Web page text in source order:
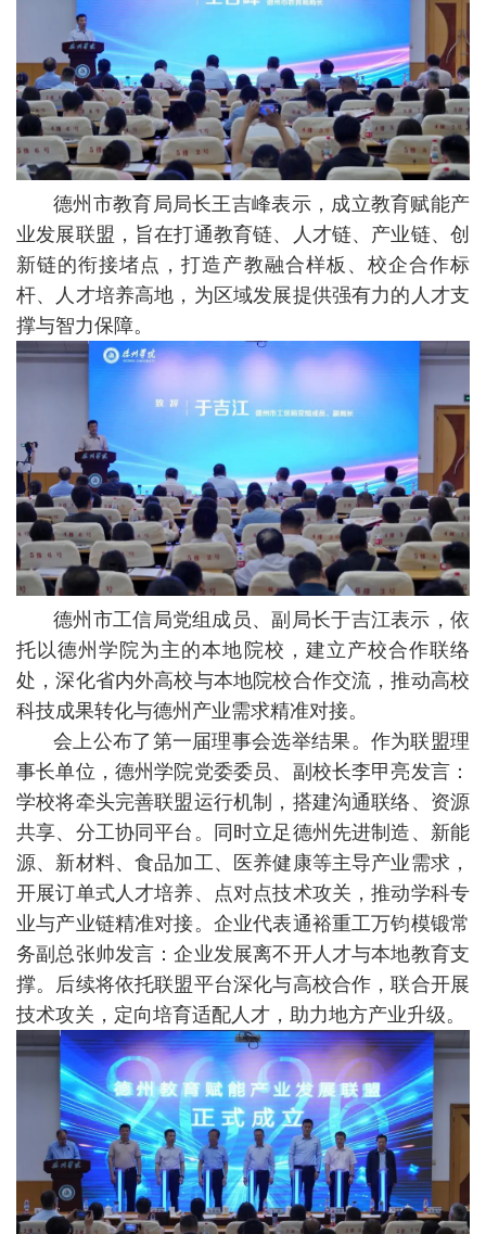
德州市教育局局长王吉峰表示，成立教育赋能产
业发展联盟，旨在打通教育链、人才链、产业链、创
新链的衔接堵点，打造产教融合样板、校企合作标
杆、人才培养高地，为区域发展提供强有力的人才支
撑与智力保障。
德州市工信局党组成员、副局长于吉江表示，依
托以德州学院为主的本地院校，建立产校合作联络
处，深化省内外高校与本地院校合作交流，推动高校
科技成果转化与德州产业需求精准对接。
会上公布了第一届理事会选举结果。作为联盟理
事长单位，德州学院党委委员、副校长李甲亮发言：
学校将牵头完善联盟运行机制，搭建沟通联络、资源
共享、分工协同平台。同时立足德州先进制造、新能
源、新材料、食品加工、医养健康等主导产业需求，
开展订单式人才培养、点对点技术攻关，推动学科专
业与产业链精准对接。企业代表通裕重工万钧模锻常
务副总张帅发言：企业发展离不开人才与本地教育支
撑。后续将依托联盟平台深化与高校合作，联合开展
技术攻关，定向培育适配人才，助力地方产业升级。